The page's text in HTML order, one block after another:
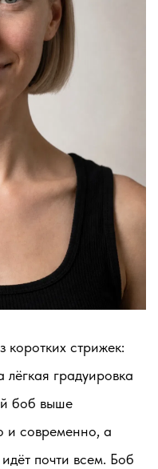
коротких стрижек:
лёгкая градуировка
боб выше
и современно, а
почти всем. Боб